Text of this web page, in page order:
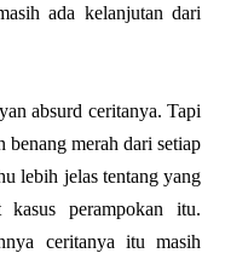
ada kelanjutan dari
absurd ceritanya. Tapi
merah dari setiap
lebih jelas tentang yang
kasus perampokan itu.
ceritanya itu masih